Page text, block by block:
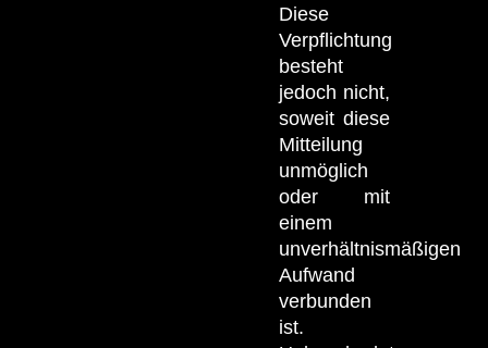
Diese
Verpflichtung
besteht
jedoch nicht,
soweit diese
Mitteilung
unmöglich
oder mit
einem
unverhältnismäßigen
Aufwand
verbunden
ist.